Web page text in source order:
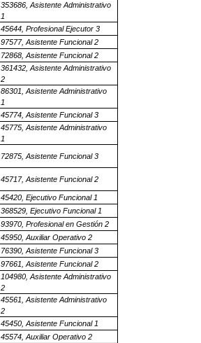
353686, Asistente Administrativo
1
45644, Profesional Ejecutor 3
97577, Asistente Funcional 2
72868, Asistente Funcional 2
361432, Asistente Administrativo
2
86301, Asistente Administrativo
1
45774, Asistente Funcional 3
45775, Asistente Administrativo
1
72875, Asistente Funcional 3
45717, Asistente Funcional 2
45420, Ejecutivo Funcional 1
368529, Ejecutivo Funcional 1
93970, Profesional en Gestión 2
45950, Auxiliar Operativo 2
76390, Asistente Funcional 3
97661, Asistente Funcional 2
104980, Asistente Administrativo
2
45561, Asistente Administrativo
2
45450, Asistente Funcional 1
45574, Auxiliar Operativo 2